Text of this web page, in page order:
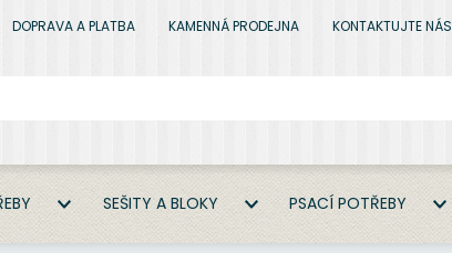
DOPRAVA A PLATBA KAMENNÁ PRODEJNA KONTAKTUJTE NÁS
SEŠITY A BLOKY PSACÍ POTŘEBY